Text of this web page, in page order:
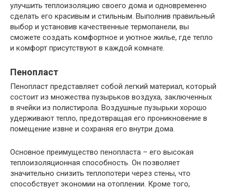
улучшить теплоизоляцию своего дома и одновременно
сделать его красивым и стильным. Выполнив правильный
выбор и установив качественные термопанели, вы
сможете создать комфортное и уютное жилье, где тепло
и комфорт присутствуют в каждой комнате.
Пенопласт
Пенопласт представляет собой легкий материал, который
состоит из множества пузырьков воздуха, заключенных
в ячейки из полистирола. Воздушные пузырьки хорошо
удерживают тепло, предотвращая его проникновение в
помещение извне и сохраняя его внутри дома.
Основное преимущество пенопласта – его высокая
теплоизоляционная способность. Он позволяет
значительно снизить теплопотери через стены, что
способствует экономии на отоплении. Кроме того,